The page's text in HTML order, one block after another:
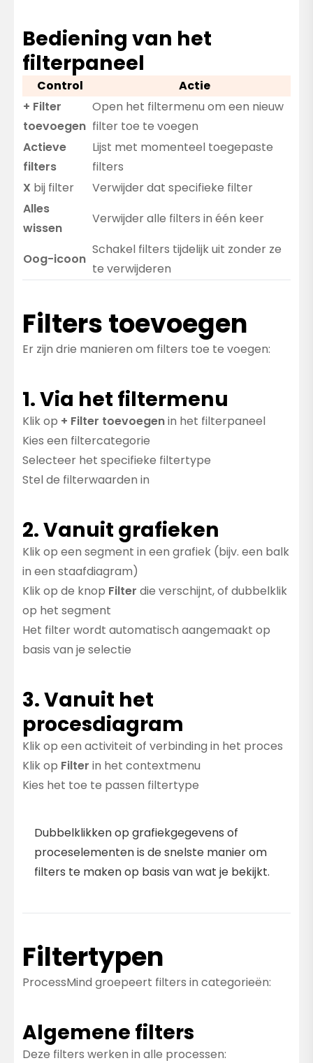
Bediening van het
filterpaneel
Control
Actie
+ Filter
toevoegen
Open het filtermenu om een nieuw
filter toe te voegen
Actieve
filters
Lijst met momenteel toegepaste
filters
X bij filter
Verwijder dat specifieke filter
Alles
wissen
Verwijder alle filters in één keer
Oog-icoon
Schakel filters tijdelijk uit zonder ze
te verwijderen
Filters toevoegen
Er zijn drie manieren om filters toe te voegen:
1. Via het filtermenu
Klik op + Filter toevoegenin het filterpaneel
Kies een filtercategorie
Selecteer het specifieke filtertype
Stel de filterwaarden in
2. Vanuit grafieken
Klik op een segment in een grafiek (bijv. een balk
in een staafdiagram)
Klik op de knop Filter die verschijnt, of dubbelklik
op het segment
Het filter wordt automatisch aangemaakt op
basis van je selectie
3. Vanuit het
procesdiagram
Klik op een activiteit of verbinding in het proces
Klik op Filter in het contextmenu
Kies het toe te passen filtertype
Dubbelklikken op grafiekgegevens of
proceselementen is de snelste manier om
filters te maken op basis van wat je bekijkt.
Filtertypen
ProcessMind groepeert filters in categorieën:
Algemene filters
Deze filters werken in alle processen: